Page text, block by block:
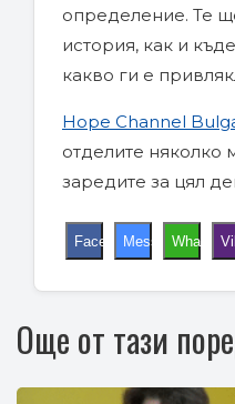
определение. Те
история, как и
какво ги е
Hope Channel
отделите няколко
заредите за цял
FacebookMessenger
Още от тази